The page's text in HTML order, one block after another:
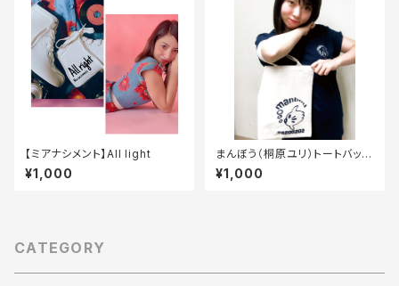
【ミアナシメント】All light
¥1,000
まんぼう（桐原ユリ）トートバック
2020
¥1,000
CATEGORY